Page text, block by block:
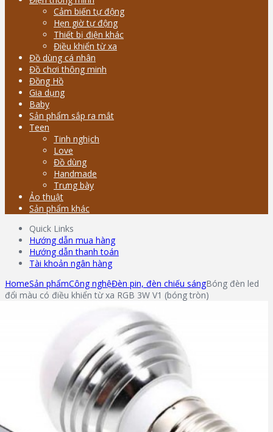
Cảm biến tự động
Hẹn giờ tự động
Thiết bị điện khác
Điều khiển từ xa
Đồ dùng cá nhân
Đồ chơi thông minh
Đồng Hồ
Gia dụng
Baby
Sản phẩm sắp ra mắt
Teen
Tinh nghịch
Love
Đồ dùng
Handmade
Trưng bày
Ảo thuật
Sản phẩm khác
Quick Links
Hướng dẫn mua hàng
Hướng dẫn thanh toán
Tài khoản ngân hàng
HomeSản phẩmCông nghệĐèn pin, đèn chiếu sángBóng đèn led
đổi màu có điều khiển từ xa RGB 3W V1 (bóng tròn)